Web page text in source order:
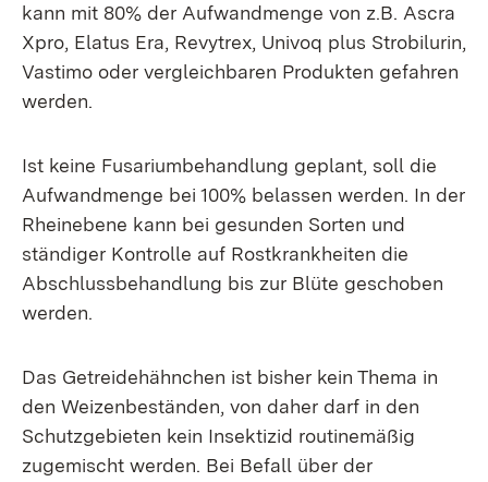
kann mit 80% der Aufwandmenge von z.B. Ascra
Xpro, Elatus Era, Revytrex, Univoq plus Strobilurin,
Vastimo oder vergleichbaren Produkten gefahren
werden.
Ist keine Fusariumbehandlung geplant, soll die
Aufwandmenge bei 100% belassen werden. In der
Rheinebene kann bei gesunden Sorten und
ständiger Kontrolle auf Rostkrankheiten die
Abschlussbehandlung bis zur Blüte geschoben
werden.
Das Getreidehähnchen ist bisher kein Thema in
den Weizenbeständen, von daher darf in den
Schutzgebieten kein Insektizid routinemäßig
zugemischt werden. Bei Befall über der